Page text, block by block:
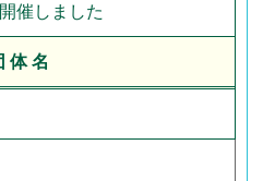
催しました
体 名